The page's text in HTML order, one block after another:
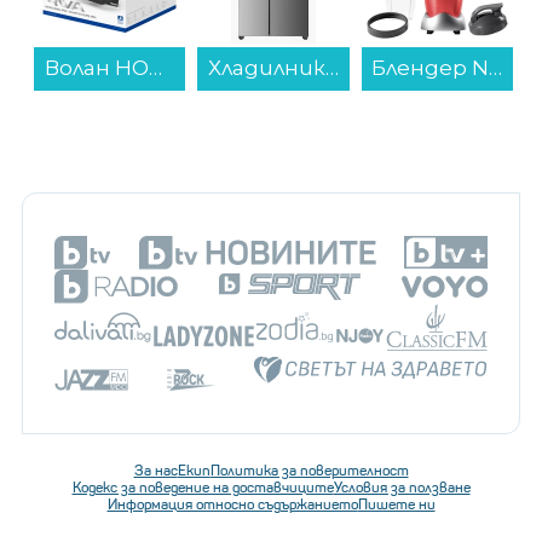
Блендер NUTRIBULLET NB907R... Фритюрник Finlux FDF-2518BS...
За насЕкипПолитика за поверителност
Кодекс за поведение на доставчицитеУсловия за ползване
Информация относно съдържаниетоПишете ни